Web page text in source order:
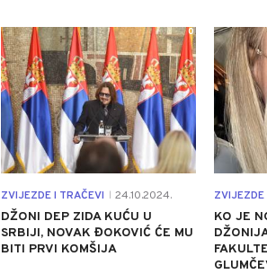
ZVIJEZDE I TRAČEVI 24.10.2024.
DŽONI DEP ZIDA KUĆU U
SRBIJI, NOVAK ĐOKOVIĆ ĆE MU
BITI PRVI KOMŠIJA
0
ZVIJEZDE
KO JE